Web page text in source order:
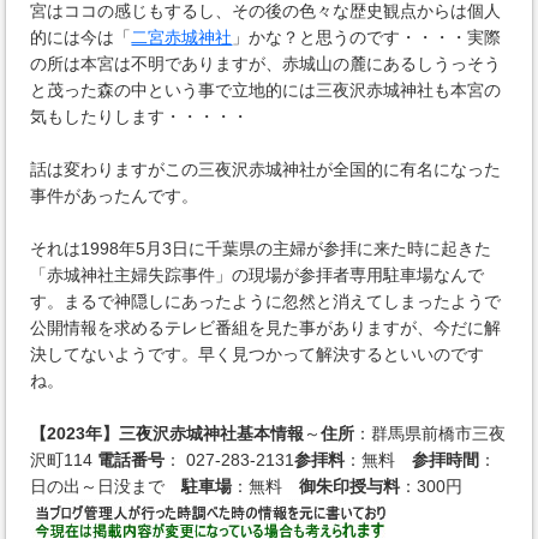
宮はココの感じもするし、その後の色々な歴史観点からは個人
的には今は「二宮赤城神社 」かな？と思うのです・・・・実際
の所は本宮は不明でありますが、赤城山の麓にあるしうっそう
と茂った森の中という事で立地的には三夜沢赤城神社も本宮の
気もしたりします・・・・・
話は変わりますがこの三夜沢赤城神社が全国的に有名になった
事件があったんです。
それは1998年5月3日に千葉県の主婦が参拝に来た時に起きた
「赤城神社主婦失踪事件」の現場が参拝者専用駐車場なんで
す。まるで神隠しにあったように忽然と消えてしまったようで
公開情報を求めるテレビ番組を見た事がありますが、今だに解
決してないようです。早く見つかって解決するといいのです
ね。
【2023年】三夜沢赤城神社基本情報 ～住所 ：群馬県前橋市三夜
沢町114 電話番号 ： 027-283-2131参拝料 ：無料参拝時間 ：
日の出～日没まで駐車場：無料御朱印授与料 ：300円